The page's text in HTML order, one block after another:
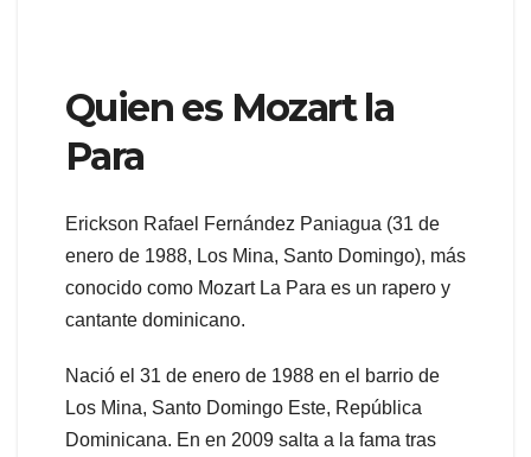
Quien es Mozart la
Para
Erickson Rafael Fernández Paniagua (31 de
enero de 1988, Los Mina, Santo Domingo), más
conocido como Mozart La Para es un rapero y
cantante dominicano.
Nació el 31 de enero de 1988 en el barrio de
Los Mina, Santo Domingo Este, República
Dominicana. En en 2009 salta a la fama tras